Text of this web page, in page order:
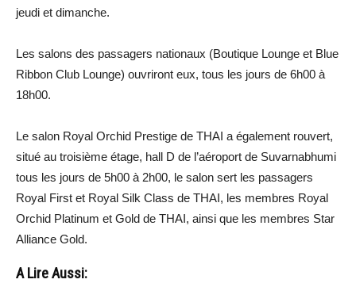
jeudi et dimanche.
Les salons des passagers nationaux (Boutique Lounge et Blue
Ribbon Club Lounge) ouvriront eux, tous les jours de 6h00 à
18h00.
Le salon Royal Orchid Prestige de THAI a également rouvert,
situé au troisième étage, hall D de l’aéroport de Suvarnabhumi
tous les jours de 5h00 à 2h00, le salon sert les passagers
Royal First et Royal Silk Class de THAI, les membres Royal
Orchid Platinum et Gold de THAI, ainsi que les membres Star
Alliance Gold.
A Lire Aussi: